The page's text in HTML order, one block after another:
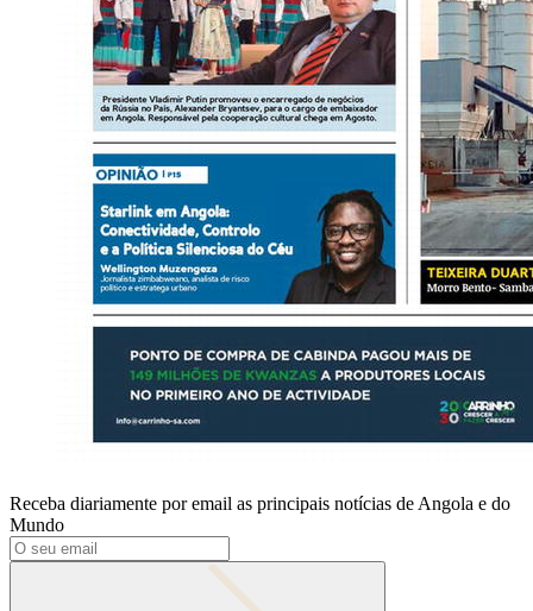
Receba diariamente por email as principais notícias de Angola e do
Mundo